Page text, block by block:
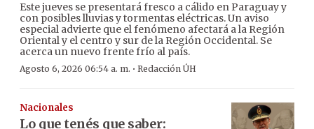
Este jueves se presentará fresco a cálido en Paraguay y
con posibles lluvias y tormentas eléctricas. Un aviso
especial advierte que el fenómeno afectará a la Región
Oriental y el centro y sur de la Región Occidental. Se
acerca un nuevo frente frío al país.
Agosto 6, 2026 06:54 a. m. · Redacción ÚH
Nacionales
Lo que tenés que saber: